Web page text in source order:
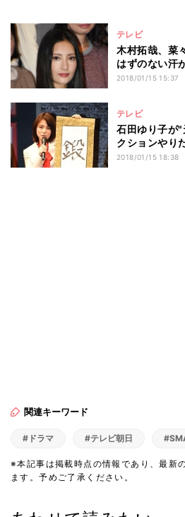
テレビ
木村拓哉、菜
はずのない汗
2018/01/15 15:37
テレビ
石田ゆり子が
クションやり
2018/01/15 18:38
関連キーワード
#ドラマ #テレビ朝日
※本記事は掲載時点の情報であり、最新
ます。予めご了承ください。